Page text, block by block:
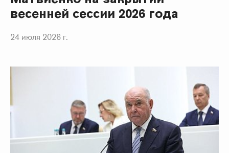
весенней сессии 2026 года
24 июля 2026 г.